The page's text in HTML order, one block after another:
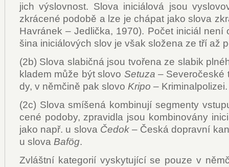
jich vý­slov­nost. Slo­va ini­ci­á­lo­vá jsou
zkrá­ce­né po­do­bě a lze je chá­pat ja­ko slo­va
Ha­vrá­nek – Jed­lič­ka, 1970). Po­čet ini­ci­ál ne­ní
ši­na ini­ci­á­lo­vých slov je však slo­že­na ze tří až
(2b) Slo­va sla­bič­ná jsou tvo­ře­na ze sla­bik
kla­dem mů­že být slo­vo Se­tuza –
dy, v něm­či­ně pak slo­vo Kri­po – Kri­mi­nal­po­li­zei.
(2c) Slo­va smí­še­ná kom­bi­nu­jí seg­men­ty
ce­né po­do­by, zpra­vi­dla jsou kom­bi­no­vá­ny
ja­ko např. u slo­va Če­dok– Čes­ká do­prav­ní
u slo­va Bafög.
Zvlášt­ní ka­te­go­rií vy­sky­tu­jí­cí se pou­ze v